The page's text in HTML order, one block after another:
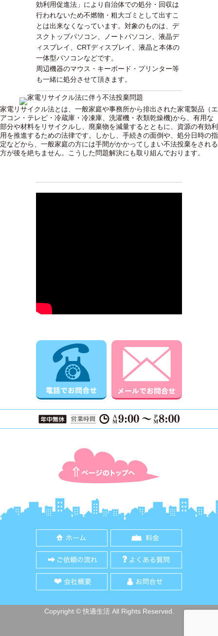
効利用促進法」により自治体での処分・回収は
行われないため不燃物・粗大ゴミとして出すこ
とは出来なくなっています。対象のものは、デ
スクトップパソコン、ノートパソコン、液晶デ
ィスプレイ、CRTディスプレイ、液晶と本体の
一体型パソコンなどです。
周辺機器のマウス・キーボード・プリンター等
も一緒に処分させて頂きます。
家電リサイクル法とは、一般家庭や事務所から排出された家電製品（エ
アコン・テレビ・冷蔵庫・冷凍庫、洗濯機・衣類乾燥機)から、有用な
部分や材料をリサイクルし、廃棄物を減量するとともに、資源の有効利
用を推進するための法律です。しかし、手続きの面倒や、処分日時の指
定などから、一般家庭の方には手間がかかってしまい不法投棄をされる
方が後を絶ちません。こうした問題解決にも取り組んでおります。
電話でお問合せ
ご依頼の流れ
会社概要
Copyright © 快適生活 All Rights Reserved.